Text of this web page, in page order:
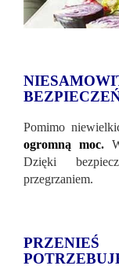
Pomimo
ogromną moc.
Dzięki
przegrzaniem.